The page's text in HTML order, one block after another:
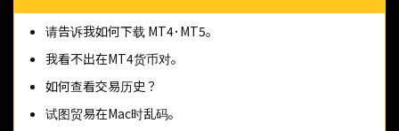
请告诉我如何下载 MT4･MT5。
我看不出在MT4货币对。
如何查看交易历史？
试图贸易在Mac时乱码。